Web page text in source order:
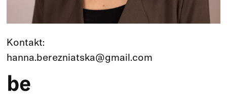
Kontakt:
hanna.berezniatska@gmail.com